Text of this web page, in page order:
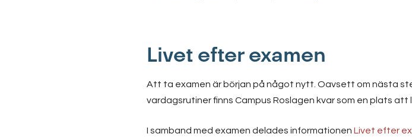
Livet efter examen
Att ta examen är början på något nytt. Oavsett om nästa
vardagsrutiner finns Campus Roslagen kvar som en plats att
I samband med examen delades informationen Livet efter